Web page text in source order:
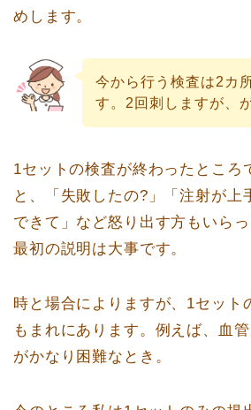
めします。
今から行う検査は2カ
す。2回刺しますが、
1セットの検査が終わったところ
と、「失敗したの?」「注射が上
できて」など怒り出す方もいらっ
最初の説明は大事です。
時と場合によりますが、1セット
もまれにあります。例えば、血
がかなり困難なとき。